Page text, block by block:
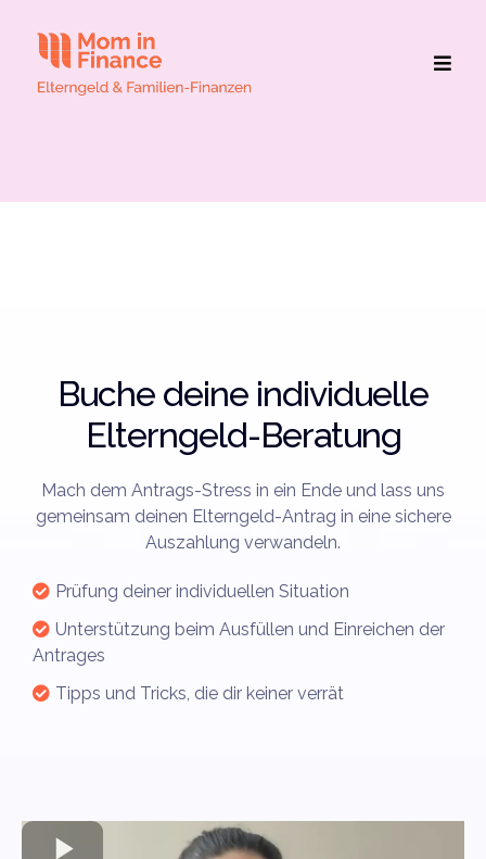
Buche deine individuelle
Elterngeld-Beratung
Mach dem Antrags-Stress in ein Ende und lass uns
gemeinsam deinen Elterngeld-Antrag in eine sichere
Auszahlung verwandeln.
Prüfung deiner individuellen Situation
Unterstützung beim Ausfüllen und Einreichen der
Antrages
Tipps und Tricks, die dir keiner verrät